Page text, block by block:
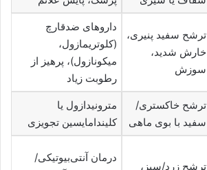
ترشح سفید پنیری،
خارش شدید،
سوزش
داروهای ضدقارچ
(کلوتریمازول،
میکونازول)، پرهیز از
رطوبت زیاد
ترشح خاکستری/
سفید با بوی ماهی
مترونیدازول یا
کلیندامایسین تجویزی
ترشح زرد/سبز،
درمان آنتی‌بیوتیکی/